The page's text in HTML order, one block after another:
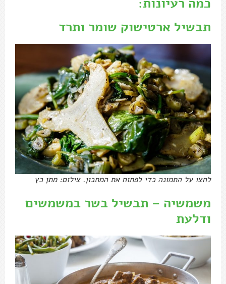
תבשיל ארטישוק שומר ותרד
לחצו על התמונה כדי לפתוח את המתכון. צילום: מתן כץ
משמשיה – תבשיל בשר במשמשים
ודלעת